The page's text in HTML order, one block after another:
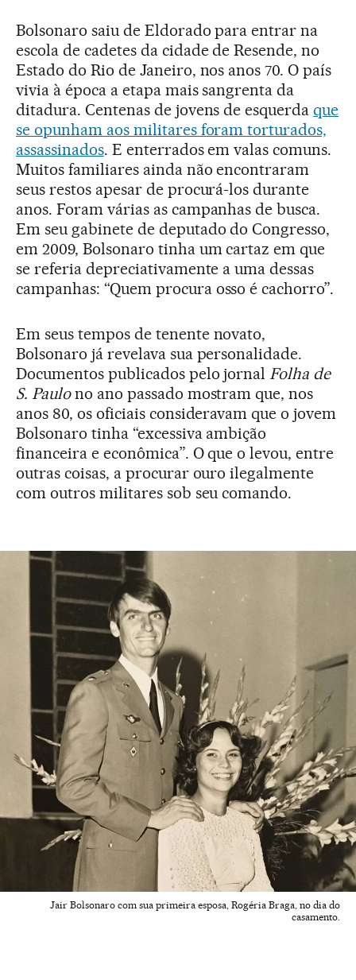
Bolsonaro saiu de Eldorado para entrar na
escola de cadetes da cidade de Resende, no
Estado do Rio de Janeiro, nos anos 70. O país
vivia à época a etapa mais sangrenta da
ditadura. Centenas de jovens de esquerdaque
se opunham aos militares foram torturados,
assassinados. E enterrados em valas comuns.
Muitos familiares ainda não encontraram
seus restos apesar de procurá-los durante
anos. Foram várias as campanhas de busca.
Em seu gabinete de deputado do Congresso,
em 2009, Bolsonaro tinha um cartaz em que
se referia depreciativamente a uma dessas
campanhas: “Quem procura osso é cachorro”.
Em seus tempos de tenente novato,
Bolsonaro já revelava sua personalidade.
Documentos publicados pelo jornal Folha de
S. Paulono ano passado mostram que, nos
anos 80, os oficiais consideravam que o jovem
Bolsonaro tinha “excessiva ambição
financeira e econômica”. O que o levou, entre
outras coisas, a procurar ouro ilegalmente
com outros militares sob seu comando.
Jair Bolsonaro com sua primeira esposa, Rogéria Braga, no dia do
casamento.